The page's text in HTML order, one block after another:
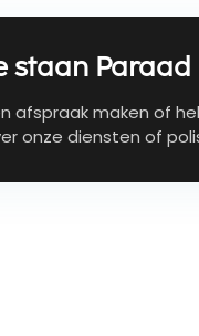
staan Paraad
afspraak maken of
onze diensten of